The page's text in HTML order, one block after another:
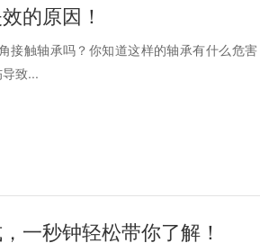
的原因！
接触轴承吗？你知道这样的轴承有什么危害
致...
一秒钟轻松带你了解！